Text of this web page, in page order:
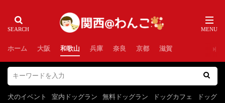
ホーム 大阪 和歌山 兵庫 奈良 京都 滋賀
犬のイベント 室内ドッグラン 無料ドッグラン ドッグカフェ ドッグラ